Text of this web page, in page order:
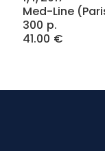
Med-Line
300 p.
41.00 €